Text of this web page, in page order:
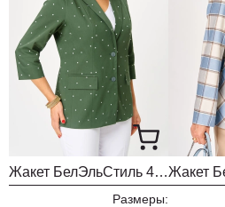
Жакет БелЭльСтиль 412 олива + белый горох
Размеры: